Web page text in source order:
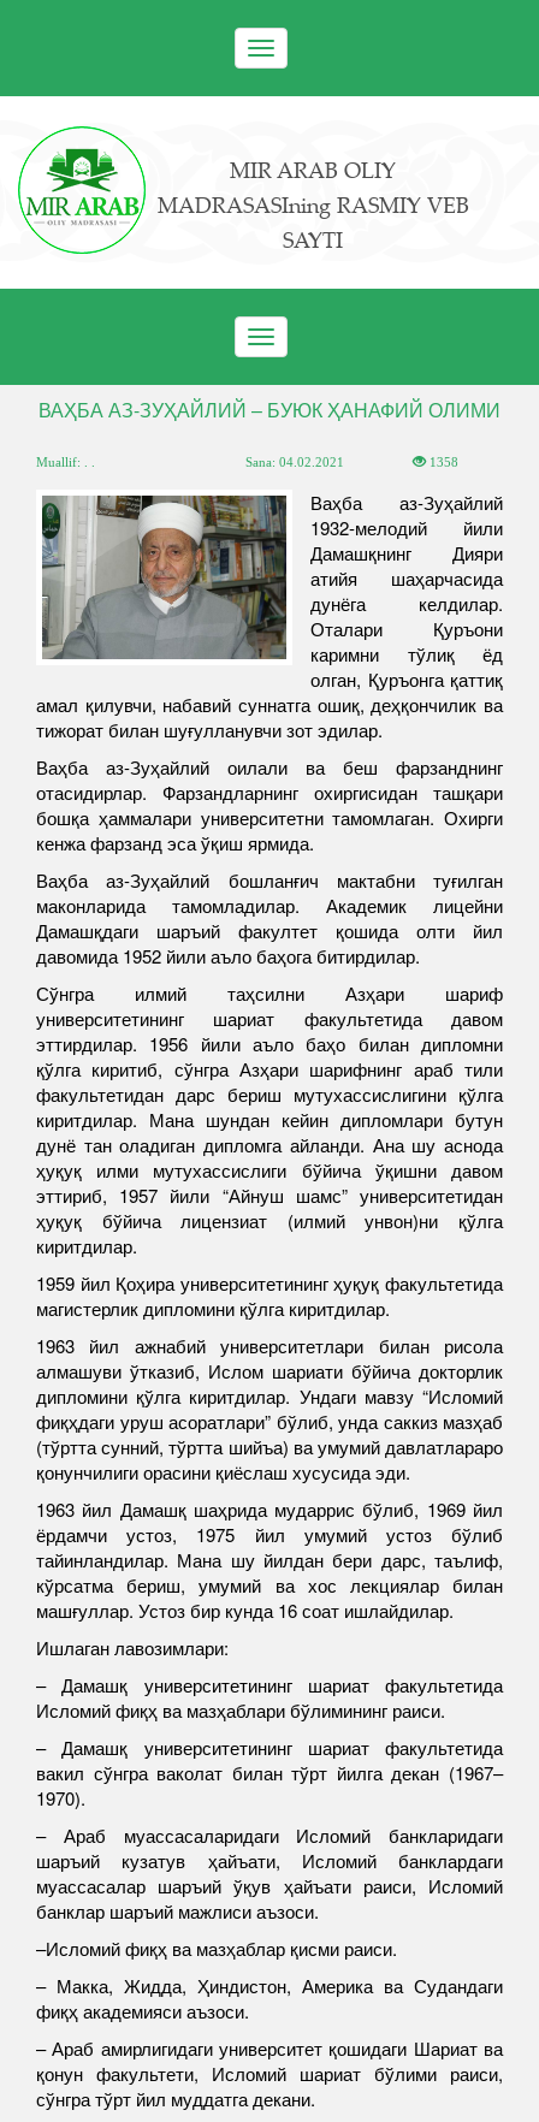
Toggle
navigation
MIR ARAB OLIY
MADRASASIning RASMIY VEB
SAYTI
Toggle
navigation
​ВАҲБА АЗ-ЗУҲАЙЛИЙ – БУЮК ҲАНАФИЙ ОЛИМИ
Muallif: . . Sana:04.02.2021 1358
Ваҳба аз-Зуҳайлий
1932-мелодий йили
Дамашқнинг Дияри
атийя шаҳарчасида
дунёга келдилар.
Оталари Қуръони
каримни тўлиқ ёд
олган, Қуръонга қаттиқ
амал қилувчи, набавий суннатга ошиқ, деҳқончилик ва
тижорат билан шуғулланувчи зот эдилар.
Ваҳба аз-Зуҳайлий оилали ва беш фарзанднинг
отасидирлар. Фарзандларнинг охиргисидан ташқари
бошқа ҳаммалари университетни тамомлаган. Охирги
кенжа фарзанд эса ўқиш ярмида.
Ваҳба аз-Зуҳайлий бошланғич мактабни туғилган
маконларида тамомладилар. Академик лицейни
Дамашқдаги шаръий факултет қошида олти йил
давомида 1952 йили аъло баҳога битирдилар.
Сўнгра илмий таҳсилни Азҳари шариф
университетининг шариат факультетида давом
эттирдилар. 1956 йили аъло баҳо билан дипломни
қўлга киритиб, сўнгра Азҳари шарифнинг араб тили
факультетидан дарс бериш мутухассислигини қўлга
киритдилар. Мана шундан кейин дипломлари бутун
дунё тан оладиган дипломга айланди. Ана шу аснода
ҳуқуқ илми мутухассислиги бўйича ўқишни давом
эттириб, 1957 йили “Айнуш шамс” университетидан
ҳуқуқ бўйича лицензиат (илмий унвон)ни қўлга
киритдилар.
1959 йил Қоҳира университетининг ҳуқуқ факультетида
магистерлик дипломини қўлга киритдилар.
1963 йил ажнабий университетлари билан рисола
алмашуви ўтказиб, Ислом шариати бўйича докторлик
дипломини қўлга киритдилар. Ундаги мавзу “Исломий
фиқҳдаги уруш асоратлари” бўлиб, унда саккиз мазҳаб
(тўртта сунний, тўртта шийъа) ва умумий давлатлараро
қонунчилиги орасини қиёслаш хусусида эди.
1963 йил Дамашқ шаҳрида мударрис бўлиб, 1969 йил
ёрдамчи устоз, 1975 йил умумий устоз бўлиб
тайинландилар. Мана шу йилдан бери дарс, таълиф,
кўрсатма бериш, умумий ва хос лекциялар билан
машғуллар. Устоз бир кунда 16 соат ишлайдилар.
Ишлаган лавозимлари:
– Дамашқ университетининг шариат факультетида
Исломий фиқҳ ва мазҳаблари бўлимининг раиси.
– Дамашқ университетининг шариат факультетида
вакил сўнгра ваколат билан тўрт йилга декан (1967–
1970).
– Араб муассасаларидаги Исломий банкларидаги
шаръий кузатув ҳайъати, Исломий банклардаги
муассасалар шаръий ўқув ҳайъати раиси, Исломий
банклар шаръий мажлиси аъзоси.
–Исломий фиқҳ ва мазҳаблар қисми раиси.
– Макка, Жидда, Ҳиндистон, Америка ва Судандаги
фиқҳ академияси аъзоси.
– Араб амирлигидаги университет қошидаги Шариат ва
қонун факультети, Исломий шариат бўлими раиси,
сўнгра тўрт йил муддатга декани.